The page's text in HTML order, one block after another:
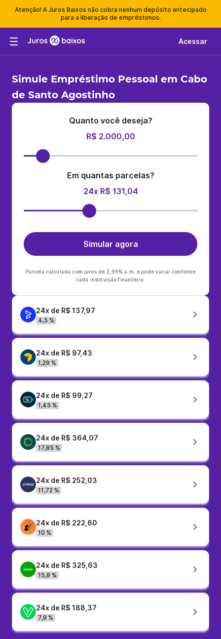
Atenção! A Juros Baixos não cobra nenhum depósito antecipado
para a liberação de empréstimos.
Acessar
Simule Empréstimo Pessoal em Cabo
de Santo Agostinho
Quanto você deseja?
R$ 2.000,00
Em quantas parcelas?
24x R$ 131,04
Simular agora
Parcela calculada com juros de 3,99% a.m. e pode variar conforme
cada instituição financeira.
24x de R$ 137,97
4,5 %
24x de R$ 97,43
1,29 %
24x de R$ 99,27
1,45 %
24x de R$ 364,07
17,85 %
24x de R$ 252,03
11,72 %
24x de R$ 222,60
10 %
24x de R$ 325,63
15,8 %
24x de R$ 188,37
7,9 %